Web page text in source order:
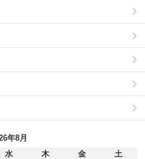
年8月
水 木 金
土